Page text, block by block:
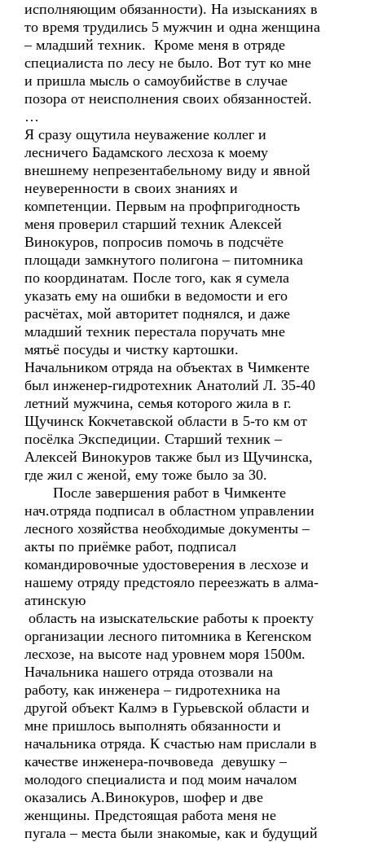
исполняющим обязанности). На изысканиях в
то время трудились 5 мужчин и одна женщина
– младший техник. Кроме меня в отряде
специалиста по лесу не было. Вот тут ко мне
и пришла мысль о самоубийстве в случае
позора от неисполнения своих обязанностей.
…
Я сразу ощутила неуважение коллег и
лесничего Бадамского лесхоза к моему
внешнему непрезентабельному виду и явной
неуверенности в своих знаниях и
компетенции. Первым на профпригодность
меня проверил старший техник Алексей
Винокуров, попросив помочь в подсчёте
площади замкнутого полигона – питомника
по координатам. После того, как я сумела
указать ему на ошибки в ведомости и его
расчётах, мой авторитет поднялся, и даже
младший техник перестала поручать мне
мятьё посуды и чистку картошки.
Начальником отряда на объектах в Чимкенте
был инженер-гидротехник Анатолий Л. 35-40
летний мужчина, семья которого жила в г.
Щучинск Кокчетавской области в 5-то км от
посёлка Экспедиции. Старший техник –
Алексей Винокуров также был из Щучинска,
где жил с женой, ему тоже было за 30.
После завершения работ в Чимкенте
нач.отряда подписал в областном управлении
лесного хозяйства необходимые документы –
акты по приёмке работ, подписал
командировочные удостоверения в лесхозе и
нашему отряду предстояло переезжать в алма-
атинскую
область на изыскательские работы к проекту
организации лесного питомника в Кегенском
лесхозе, на высоте над уровнем моря 1500м.
Начальника нашего отряда отозвали на
работу, как инженера – гидротехника на
другой объект Калмэ в Гурьевской области и
мне пришлось выполнять обязанности и
начальника отряда. К счастью нам прислали в
качестве инженера-почвоведа девушку –
молодого специалиста и под моим началом
оказались А.Винокуров, шофер и две
женщины. Предстоящая работа меня не
пугала – места были знакомые, как и будущий